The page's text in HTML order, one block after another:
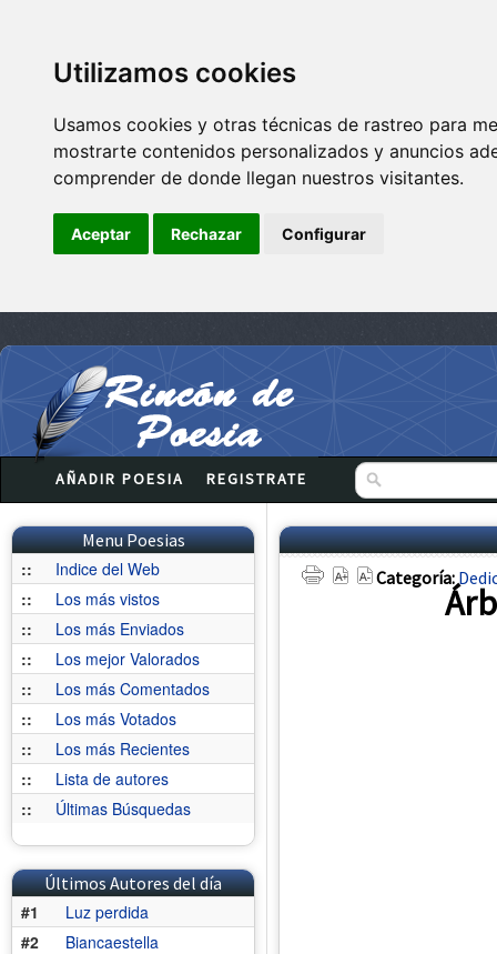
Utilizamos cookies
Usamos cookies y otras técnicas de rastreo para
mostrarte contenidos personalizados y anuncios
comprender de donde llegan nuestros visitantes.
Aceptar Rechazar Configurar
AÑADIR POESIA REGISTRATE
Menu Poesias
::
Indice del Web
::
Los más vistos
::
Los más Enviados
::
Los mejor Valorados
::
Los más Comentados
::
Los más Votados
::
Los más Recientes
::
Lista de autores
::
Últimas Búsquedas
Últimos Autores del día
#1
Luz perdida
#2
Biancaestella
Categoría: